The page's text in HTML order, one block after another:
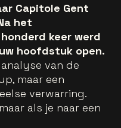
Capitole Gent
het
keer werd
hoofdstuk open.
van de
maar een
verwarring.
als je naar een